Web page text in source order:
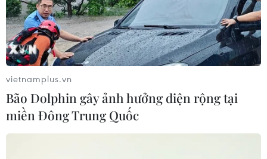
vietnamplus.vn
Bão Dolphin gây ảnh hưởng diện rộng tại
miền Đông Trung Quốc